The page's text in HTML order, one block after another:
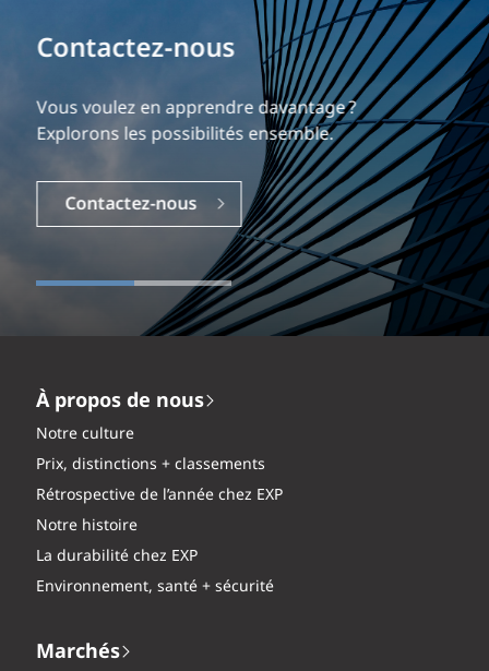
Contactez-nous
Vous voulez en apprendre davantage ?
Explorons les possibilités ensemble.
Contactez-nous
Bâtissez votre carrière
Notre expérience est ce qui nous différencie.
Explorez une carrière dynamique et gratifiante
chez EXP.
Carrières
À propos de nous
Notre culture
Prix, distinctions + classements
Rétrospective de l’année chez EXP
Notre histoire
La durabilité chez EXP
Environnement, santé + sécurité
Marchés